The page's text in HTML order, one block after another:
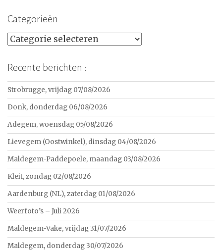
Categorieën
Categorieën
Recente berichten :
Strobrugge, vrijdag 07/08/2026
Donk, donderdag 06/08/2026
Adegem, woensdag 05/08/2026
Lievegem (Oostwinkel), dinsdag 04/08/2026
Maldegem-Paddepoele, maandag 03/08/2026
Kleit, zondag 02/08/2026
Aardenburg (NL), zaterdag 01/08/2026
Weerfoto’s – Juli 2026
Maldegem-Vake, vrijdag 31/07/2026
Maldegem, donderdag 30/07/2026